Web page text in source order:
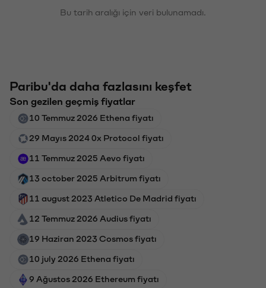
Bu tarih aralığı için veri bulunamadı.
Paribu'da daha fazlasını keşfet
Son gezilen geçmiş fiyatlar
10 Temmuz 2026 Ethena fiyatı
29 Mayıs 2024 0x Protocol fiyatı
11 Temmuz 2025 Aevo fiyatı
13 october 2025 Arbitrum fiyatı
11 august 2023 Atletico De Madrid fiyatı
12 Temmuz 2026 Audius fiyatı
19 Haziran 2023 Cosmos fiyatı
10 july 2026 Ethena fiyatı
9 Ağustos 2026 Ethereum fiyatı